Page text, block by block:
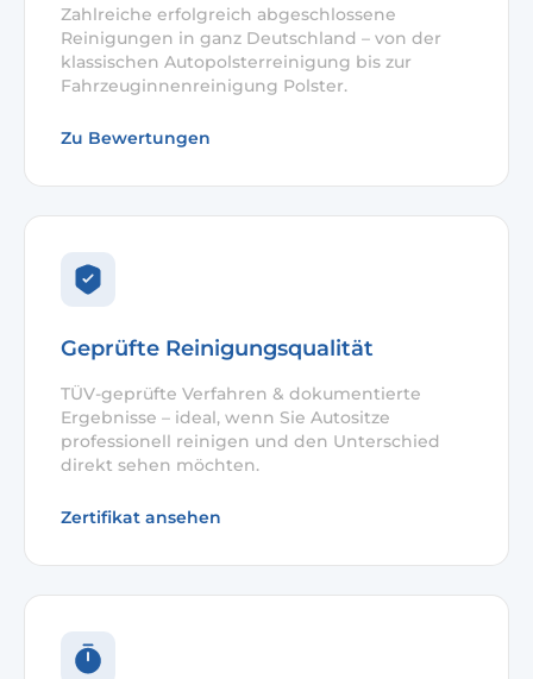
Zahlreiche erfolgreich abgeschlossene
Reinigungen in ganz Deutschland – von der
klassischen Autopolsterreinigung bis zur
Fahrzeuginnenreinigung Polster.
Zu Bewertungen
Geprüfte Reinigungsqualität
TÜV-geprüfte Verfahren & dokumentierte
Ergebnisse – ideal, wenn Sie Autositze
professionell reinigen und den Unterschied
direkt sehen möchten.
Zertifikat ansehen